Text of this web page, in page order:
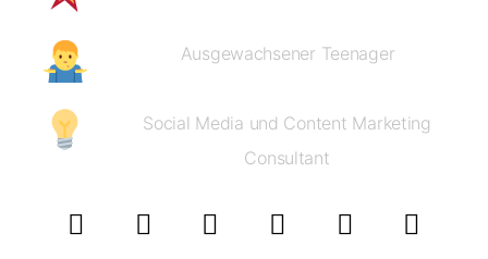
Ausgewachsener Teenager
Social Media und Content Marketing
Consultant